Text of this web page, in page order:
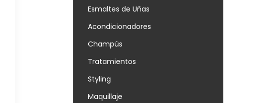
Esmaltes de Uñas
Acondicionadores
Champús
Tratamientos
Styling
Maquillaje